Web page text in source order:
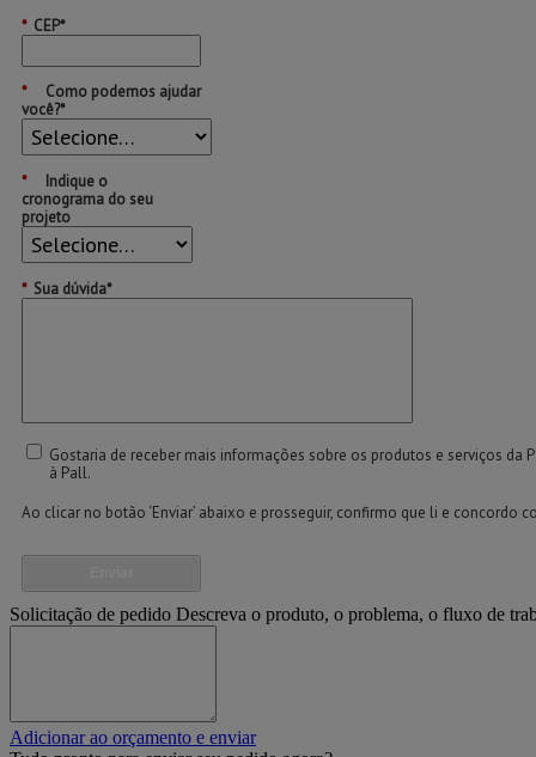
* CEP*
*
Como podemos ajudar
você?*
*
Indique o
cronograma do seu
projeto
* Sua dúvida*
Gostaria de receber mais informações sobre os produtos e serviços
à Pall.
Ao clicar no botão ‘Enviar’ abaixo e prosseguir, confirmo que li e concordo
Solicitação de pedido Descreva o produto, o problema, o fluxo de
Adicionar ao orçamento e enviar